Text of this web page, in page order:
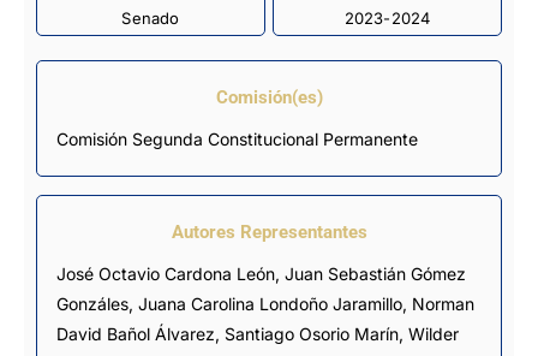
Senado 2023-2024
Comisión(es)
Comisión Segunda Constitucional Permanente
Autores Representantes
José Octavio Cardona León, Juan Sebastián Gómez
Gonzáles, Juana Carolina Londoño Jaramillo, Norman
David Bañol Álvarez, Santiago Osorio Marín, Wilder